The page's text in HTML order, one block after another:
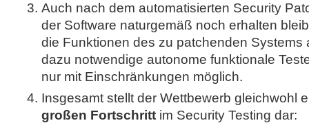
Auch nach dem automatisierten Security
der Software naturgemäß noch erhalten
die Funktionen des zu patchenden Systems
dazu notwendige autonome funktionale
nur mit Einschränkungen möglich.
Insgesamt stellt der Wettbewerb gleichwohl
großen Fortschritt im Security Testing dar: